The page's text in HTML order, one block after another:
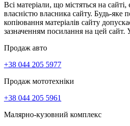
Всі матеріали, що містяться на
власністю власника сайту. Будь-яке
копіювання матеріалів сайту
зазначенням посилання на цей сайт.
Продаж авто
+38 044 205 5977
Продаж мототехніки
+38 044 205 5961
Малярно-кузовний комплекс